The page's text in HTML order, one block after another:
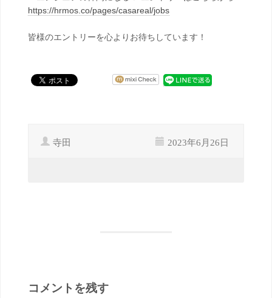
https://hrmos.co/pages/casareal/jobs
皆様のエントリーを心よりお待ちしています！
寺田 2023年6月26日
コメントを残す